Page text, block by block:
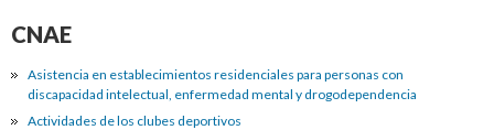
CNAE
Asistencia en establecimientos residenciales para personas con
discapacidad intelectual, enfermedad mental y drogodependencia
Actividades de los clubes deportivos